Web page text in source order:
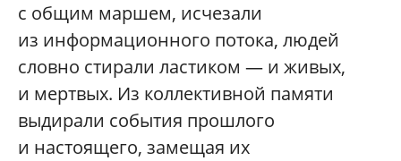
с общим маршем, исчезали
из информационного потока, людей
словно стирали ластиком — и живых,
и мертвых. Из коллективной памяти
выдирали события прошлого
и настоящего, замещая их